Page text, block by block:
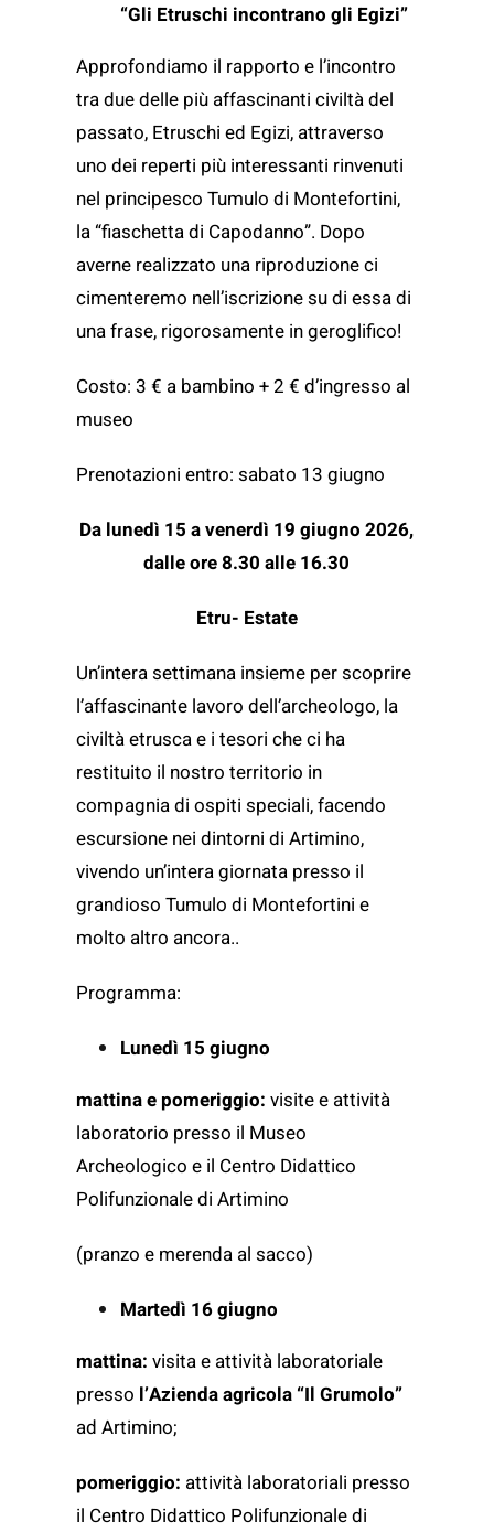
“Gli Etruschi incontrano gli Egizi”
Approfondiamo il rapporto e l’incontro
tra due delle più affascinanti civiltà del
passato, Etruschi ed Egizi, attraverso
uno dei reperti più interessanti rinvenuti
nel principesco Tumulo di Montefortini,
la “fiaschetta di Capodanno”. Dopo
averne realizzato una riproduzione ci
cimenteremo nell’iscrizione su di essa di
una frase, rigorosamente in geroglifico!
Costo: 3 € a bambino + 2 € d’ingresso al
museo
Prenotazioni entro: sabato 13 giugno
Da lunedì 15 a venerdì 19 giugno 2026,
dalle ore 8.30 alle 16.30
Etru- Estate
Un’intera settimana insieme per scoprire
l’affascinante lavoro dell’archeologo, la
civiltà etrusca e i tesori che ci ha
restituito il nostro territorio in
compagnia di ospiti speciali, facendo
escursione nei dintorni di Artimino,
vivendo un’intera giornata presso il
grandioso Tumulo di Montefortini e
molto altro ancora..
Programma:
Lunedì 15 giugno
mattina e pomeriggio: visite e attività
laboratorio presso il Museo
Archeologico e il Centro Didattico
Polifunzionale di Artimino
(pranzo e merenda al sacco)
Martedì 16 giugno
mattina: visita e attività laboratoriale
presso l’Azienda agricola “Il Grumolo”
ad Artimino;
pomeriggio: attività laboratoriali presso
il Centro Didattico Polifunzionale di